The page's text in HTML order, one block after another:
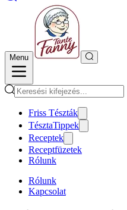
Menu
Friss Tészták
TésztaTippek
Receptek
Receptfüzetek
Rólunk
Rólunk
Kapcsolat